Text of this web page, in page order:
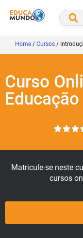
Home / Cursos /
Curso
Matricule-se neste
cursos